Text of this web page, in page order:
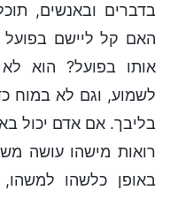
בדברים ובאנשים,
האם קל ליישם בפועל
אותו בפועל? הוא
לשמוע, וגם לא במוח
בליבך. אם אדם יכול
רואות מישהו עושה
באופן כלשהו למשהו,